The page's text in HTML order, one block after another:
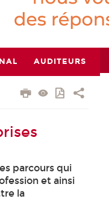
AUDITEURS
parcours qui
et ainsi
la